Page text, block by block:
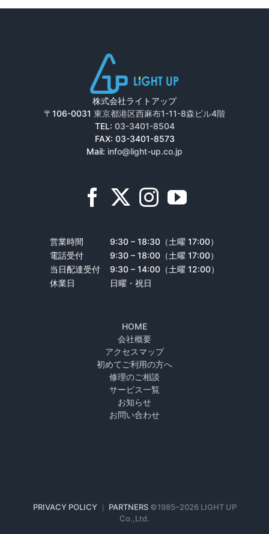
株式会社ライトアップ
〒106-0031 東京都港区西麻布1-11-8森ビル4階
TEL: 03-3401-8504
FAX: 03-3401-8573
Mail: info@light-up.co.jp
営業時間
9:30 – 18:30（土曜 17:00）
電話受付
9:30 – 18:00（土曜 17:00）
当日配達受付
9:30 – 14:00（土曜 12:00）
休業日
日曜・祝日
HOME
会社概要
アクセスマップ
初めてご利用の方へ
修理のご相談
サービス一覧
お知らせ
お問い合わせ
PRIVACY POLICY｜ PARTNERS ©1985–2026 LIGHT UP
Co.,Ltd.